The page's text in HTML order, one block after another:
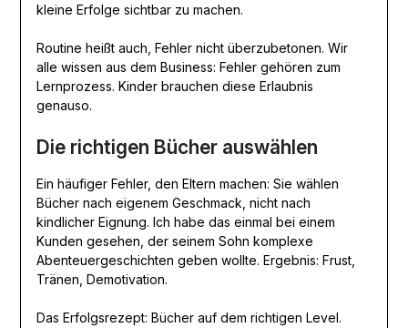
kleine Erfolge sichtbar zu machen.
Routine heißt auch, Fehler nicht überzubetonen. Wir
alle wissen aus dem Business: Fehler gehören zum
Lernprozess. Kinder brauchen diese Erlaubnis
genauso.
Die richtigen Bücher auswählen
Ein häufiger Fehler, den Eltern machen: Sie wählen
Bücher nach eigenem Geschmack, nicht nach
kindlicher Eignung. Ich habe das einmal bei einem
Kunden gesehen, der seinem Sohn komplexe
Abenteuergeschichten geben wollte. Ergebnis: Frust,
Tränen, Demotivation.
Das Erfolgsrezept: Bücher auf dem richtigen Level.